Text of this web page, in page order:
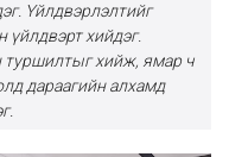
Үйлдвэрлэлтийг
үйлдвэрт хийдэг.
туршилтыг хийж, ямар ч
дараагийн алхамд